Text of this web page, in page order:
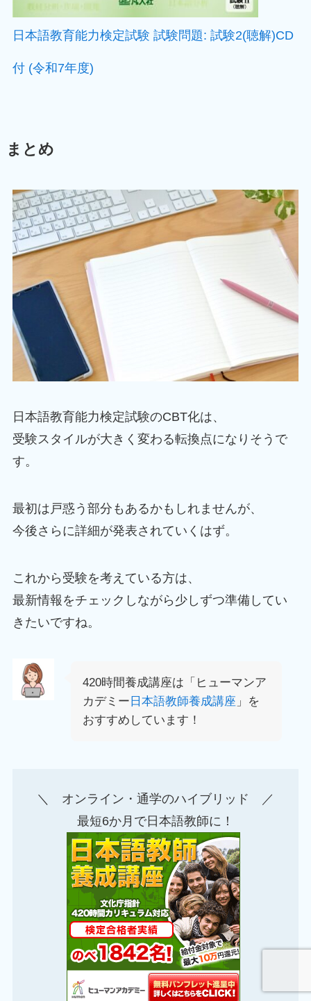
日本語教育能力検定試験 試験問題: 試験2(聴解)CD
付 (令和7年度)
まとめ
日本語教育能力検定試験のCBT化は、
受験スタイルが大きく変わる転換点になりそうで
す。
最初は戸惑う部分もあるかもしれませんが、
今後さらに詳細が発表されていくはず。
これから受験を考えている方は、
最新情報をチェックしながら少しずつ準備してい
きたいですね。
420時間養成講座は「ヒューマンア
カデミー 日本語教師養成講座 」を
おすすめしています！
＼ オンライン・通学のハイブリッド ／
最短6か月で日本語教師に！